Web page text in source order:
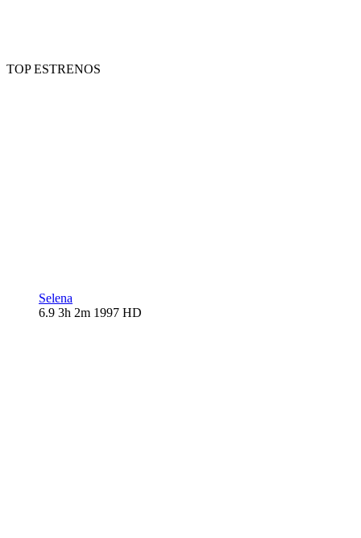
TOP ESTRENOS
Selena
6.9 3h 2m 1997 HD